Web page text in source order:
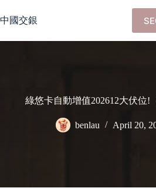
to
content
中國交銀
綠悠卡自動增值202612大伏位!
benlau April 20,